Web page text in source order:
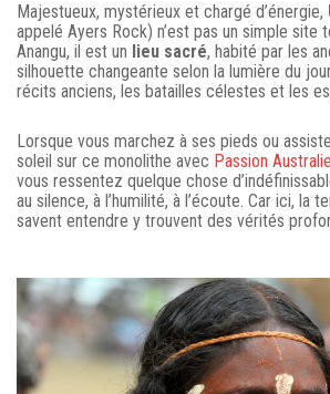
Majestueux, mystérieux et chargé d’énergie,
appelé Ayers Rock) n’est pas un simple site
Anangu, il est un lieu sacré, habité par les
silhouette changeante selon la lumière du
récits anciens, les batailles célestes et les
Lorsque vous marchez à ses pieds ou
soleil sur ce monolithe avec Passion
vous ressentez quelque chose
au silence, à l’humilité, à l’écoute. Car ici, la
savent entendre y trouvent des vérités